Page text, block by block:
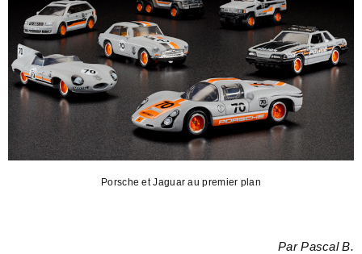
Porsche et Jaguar au premier plan
Par Pascal B.